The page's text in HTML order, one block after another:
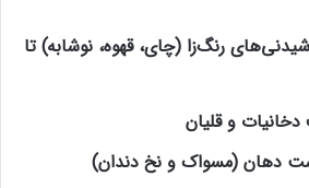
رنگ‌زا (چای، قهوه، نوشابه) تا
و قلیان
دهان (مسواک و نخ دندان)